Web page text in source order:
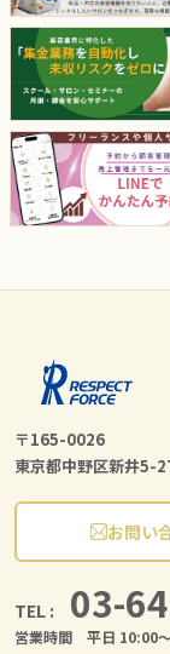
〒165-0026
東京都中野区新井
お問い
TEL : 03-
営業時間 平日 10:00〜